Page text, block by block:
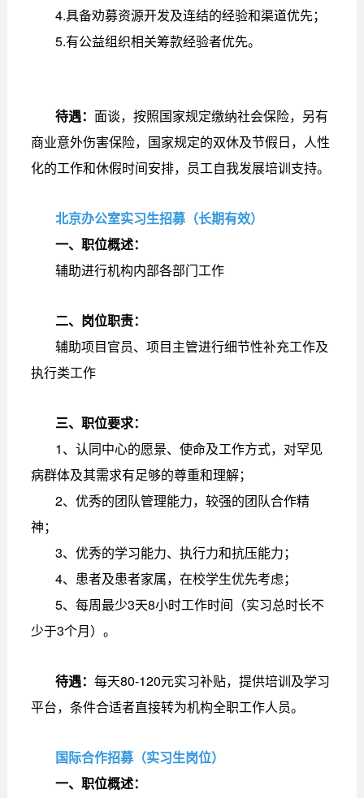
4.具备劝募资源开发及连结的经验和渠道优先；
5.有公益组织相关筹款经验者优先。
待遇： 面谈，按照国家规定缴纳社会保险，另有
商业意外伤害保险，国家规定的双休及节假日，人性
化的工作和休假时间安排，员工自我发展培训支持。
北京办公室实习生招募（长期有效）
一、职位概述：
辅助进行机构内部各部门工作
二、岗位职责：
辅助项目官员、项目主管进行细节性补充工作及
执行类工作
三、职位要求：
1、认同中心的愿景、使命及工作方式，对罕见
病群体及其需求有足够的尊重和理解；
2、优秀的团队管理能力，较强的团队合作精
神；
3、优秀的学习能力、执行力和抗压能力；
4、患者及患者家属，在校学生优先考虑；
5、每周最少3天8小时工作时间（实习总时长不
少于3个月）。
待遇：每天80-120元实习补贴，提供培训及学习
平台，条件合适者直接转为机构全职工作人员。
国际合作招募（实习生岗位）
一、职位概述：